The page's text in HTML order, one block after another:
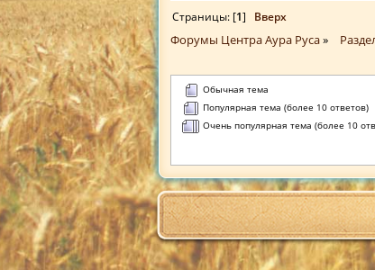
Страницы: [1] Вверх
Форумы Центра Аура Руса»
Обычная тема
Популярная тема (более 10 ответов)
Очень популярная тема (более 10